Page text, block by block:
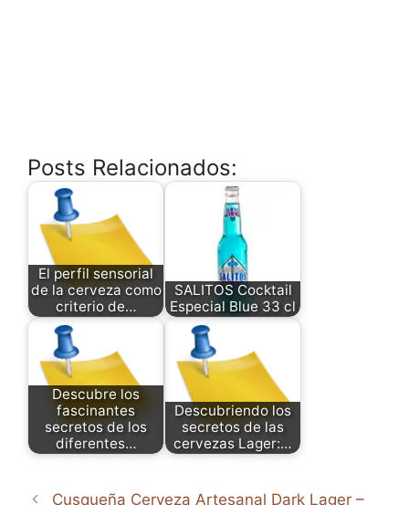
Posts Relacionados:
El perfil sensorial
de la cerveza como
criterio de…
SALITOS Cocktail
Especial Blue 33 cl
Descubre los
fascinantes
secretos de los
diferentes…
Descubriendo los
secretos de las
cervezas Lager:…
Cusqueña Cerveza Artesanal Dark Lager –